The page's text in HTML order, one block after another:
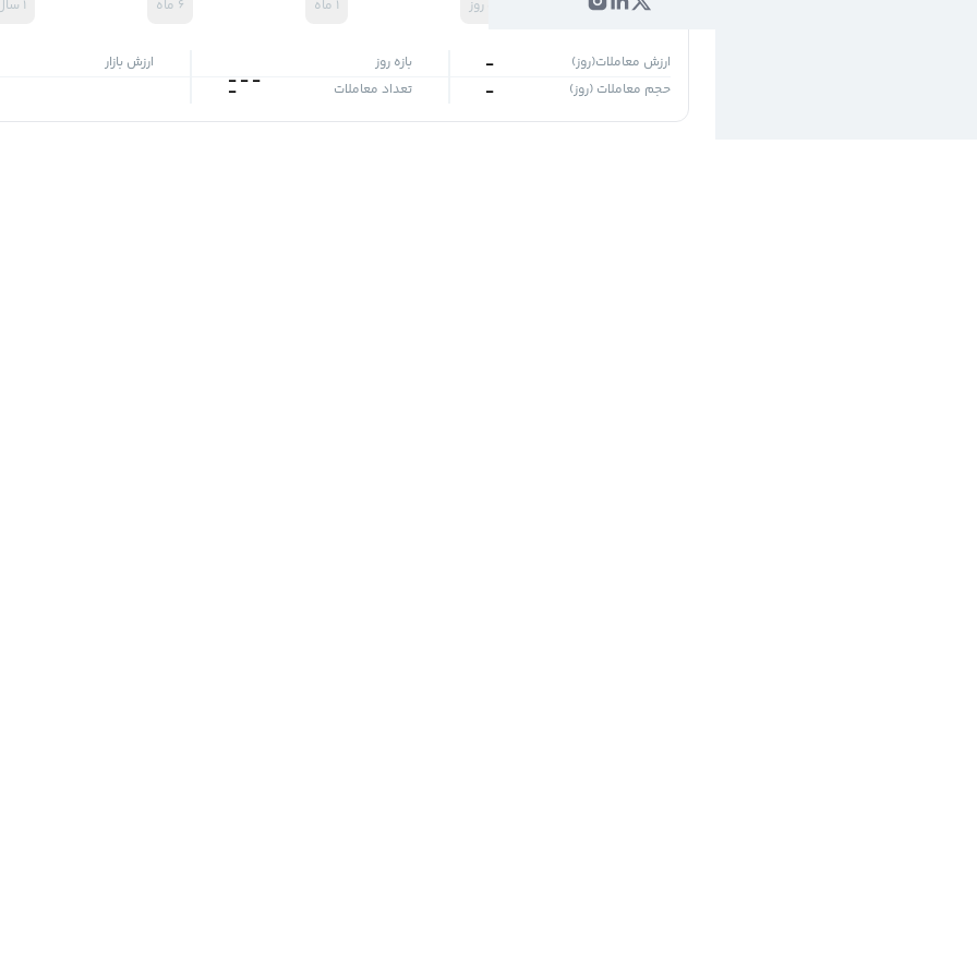
۱روز ۱ ماه ۶ ماه ۱ سال
ارزش معاملات(روز) - بازه روز
-
-
-
ارزش بازار
حجم معاملات (روز)
- تعداد معاملات -